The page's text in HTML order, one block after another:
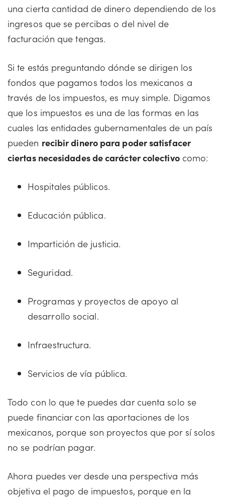
una cierta cantidad de dinero dependiendo de los
ingresos que se percibas o del nivel de
facturación que tengas.
Si te estás preguntando dónde se dirigen los
fondos que pagamos todos los mexicanos a
través de los impuestos, es muy simple. Digamos
que los impuestos es una de las formas en las
cuales las entidades gubernamentales de un país
pueden recibir dinero para poder satisfacer
ciertas necesidades de carácter colectivocomo:
Hospitales públicos.
Educación pública.
Impartición de justicia.
Seguridad.
Programas y proyectos de apoyo al
desarrollo social.
Infraestructura.
Servicios de vía pública.
Todo con lo que te puedes dar cuenta solo se
puede financiar con las aportaciones de los
mexicanos, porque son proyectos que por sí solos
no se podrían pagar.
Ahora puedes ver desde una perspectiva más
objetiva el pago de impuestos, porque en la